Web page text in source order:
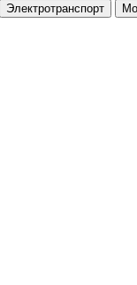
Электротранспорт